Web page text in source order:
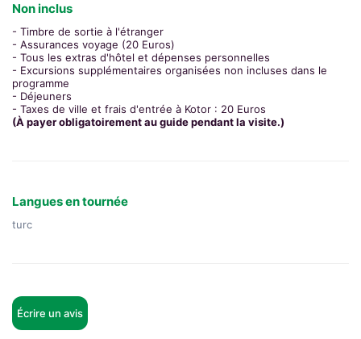
Non inclus
- Timbre de sortie à l'étranger
- Assurances voyage (20 Euros)
- Tous les extras d'hôtel et dépenses personnelles
- Excursions supplémentaires organisées non incluses dans le
programme
- Déjeuners
- Taxes de ville et frais d'entrée à Kotor : 20 Euros
(À payer obligatoirement au guide pendant la visite.)
Langues en tournée
turc
Écrire un avis